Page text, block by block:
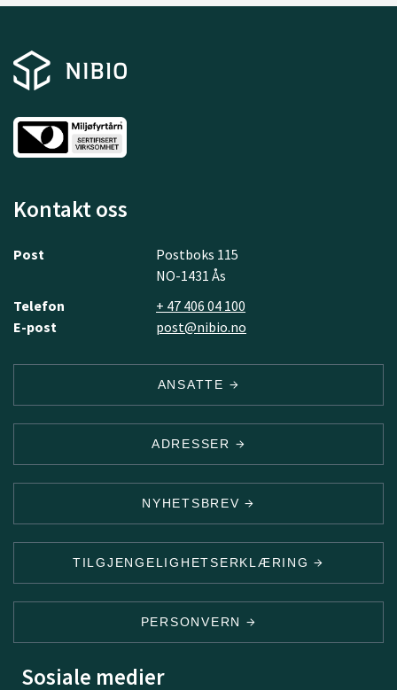
Kontakt oss
Post
Postboks 115
NO-1431 Ås
Telefon
+ 47 406 04 100
E-post
post@nibio.no
ANSATTE
ADRESSER
NYHETSBREV
TILGJENGELIGHETSERKLÆRING
PERSONVERN
Sosiale medier